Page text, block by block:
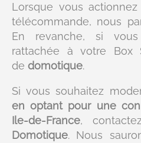
Lorsque vous
télécommande, nous
En revanche, si vous
rattachée à votre Box
de domotique.
Si vous souhaitez
en optant pour une
Ile-de-France,
Domotique. Nous